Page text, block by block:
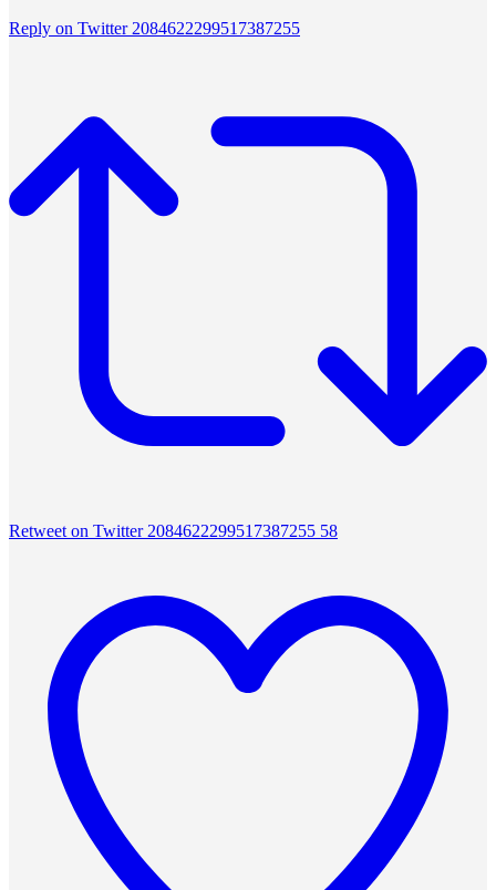
Reply on Twitter 2084622299517387255
Retweet on Twitter 2084622299517387255 58